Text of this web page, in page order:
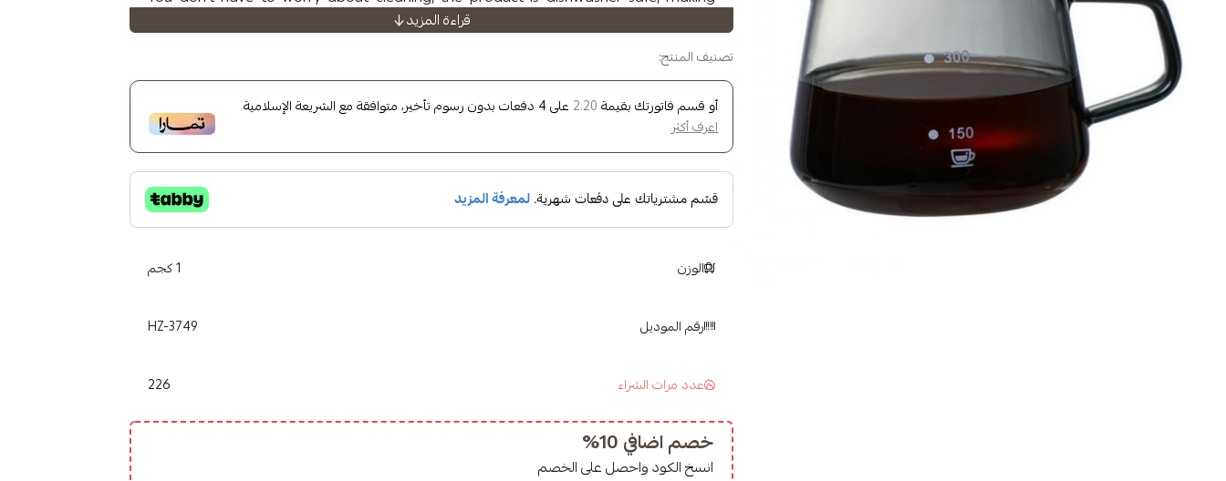
قراءة المزيد
تصنيف المنتج:
أو قسم فاتورتك بقيمة 2.20 على4 دفعات بدون رسوم تأخير، متوافقة مع الشريعة الإسلامية
اعرف أكثر
الوزن 1 كجم
رقم الموديل HZ-3749
عدد مرات الشراء 226
خصم اضافي 10%
انسخ الكود واحصل على الخصم